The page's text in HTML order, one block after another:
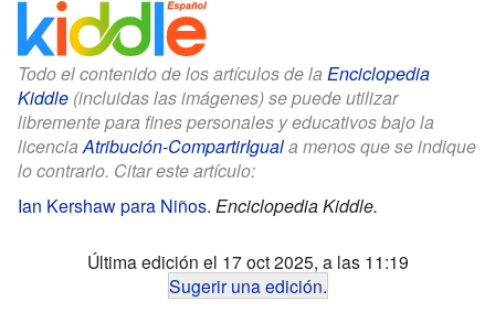
Todo el contenido de los artículos de la Enciclopedia
Kiddle (incluidas las imágenes) se puede utilizar
libremente para fines personales y educativos bajo la
licenciaAtribución-CompartirIguala menos que se indique
lo contrario. Citar este artículo:
Ian Kershaw para Niños. Enciclopedia Kiddle.
Última edición el 17 oct 2025, a las 11:19
Sugerir una edición.